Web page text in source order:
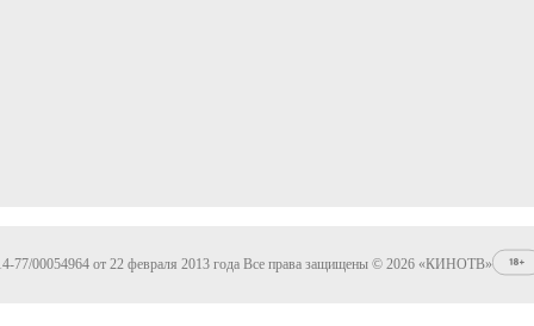
00054964 от 22 февраля 2013 года Все права защищены © 2026 «КИНОТВ»